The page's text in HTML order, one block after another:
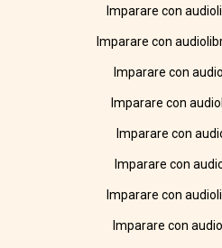
Imparare con
Imparare con
Imparare con
Imparare con
Imparare con
Imparare con
Imparare con
Imparare con